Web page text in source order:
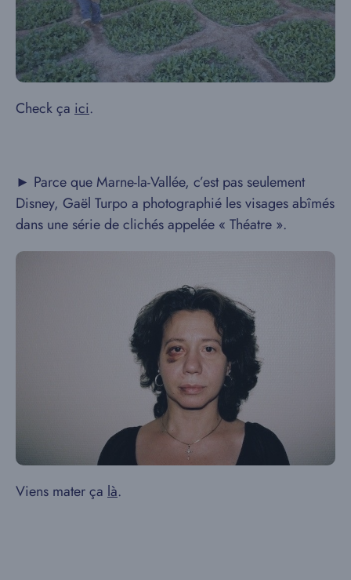
Check ça ici.
► Parce que Marne-la-Vallée, c’est pas seulement
Disney, Gaël Turpo a photographié les visages abîmés
dans une série de clichés appelée « Théatre ».
Viens mater ça là.